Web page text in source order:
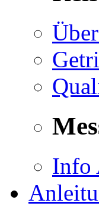
Info